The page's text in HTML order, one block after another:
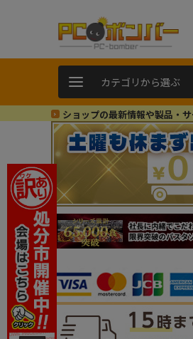
カテゴリから選ぶ
ショップの最新情報や製品・